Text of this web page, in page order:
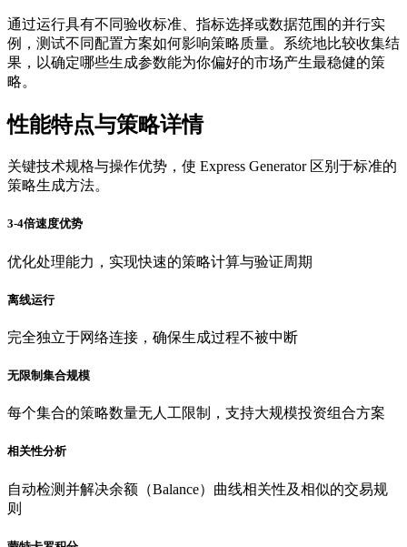
通过运行具有不同验收标准、指标选择或数据范围的并行实
例，测试不同配置方案如何影响策略质量。系统地比较收集结
果，以确定哪些生成参数能为你偏好的市场产生最稳健的策
略。
性能特点与策略详情
关键技术规格与操作优势，使 Express Generator 区别于标准的
策略生成方法。
3-4倍速度优势
优化处理能力，实现快速的策略计算与验证周期
离线运行
完全独立于网络连接，确保生成过程不被中断
无限制集合规模
每个集合的策略数量无人工限制，支持大规模投资组合方案
相关性分析
自动检测并解决余额（Balance）曲线相关性及相似的交易规
则